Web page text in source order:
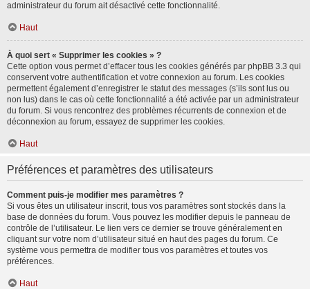
administrateur du forum ait désactivé cette fonctionnalité.
Haut
À quoi sert « Supprimer les cookies » ?
Cette option vous permet d’effacer tous les cookies générés par phpBB 3.3 qui
conservent votre authentification et votre connexion au forum. Les cookies
permettent également d’enregistrer le statut des messages (s’ils sont lus ou
non lus) dans le cas où cette fonctionnalité a été activée par un administrateur
du forum. Si vous rencontrez des problèmes récurrents de connexion et de
déconnexion au forum, essayez de supprimer les cookies.
Haut
Préférences et paramètres des utilisateurs
Comment puis-je modifier mes paramètres ?
Si vous êtes un utilisateur inscrit, tous vos paramètres sont stockés dans la
base de données du forum. Vous pouvez les modifier depuis le panneau de
contrôle de l’utilisateur. Le lien vers ce dernier se trouve généralement en
cliquant sur votre nom d’utilisateur situé en haut des pages du forum. Ce
système vous permettra de modifier tous vos paramètres et toutes vos
préférences.
Haut